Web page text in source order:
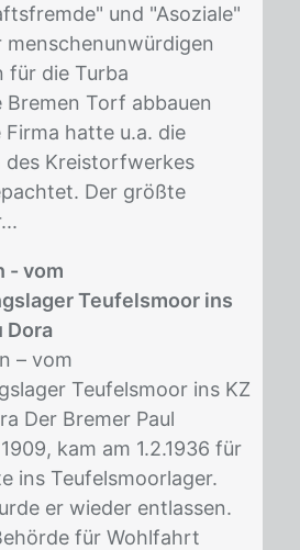
und "Asoziale"
menschenunwürdigen
für die Turba
Torf abbauen
Firma hatte u.a. die
Kreistorfwerkes
Der größte
- vom
Teufelsmoor ins
Dora
– vom
Teufelsmoor ins KZ
Der Bremer Paul
kam am 1.2.1936 für
ins Teufelsmoorlager.
er wieder entlassen.
für Wohlfahrt